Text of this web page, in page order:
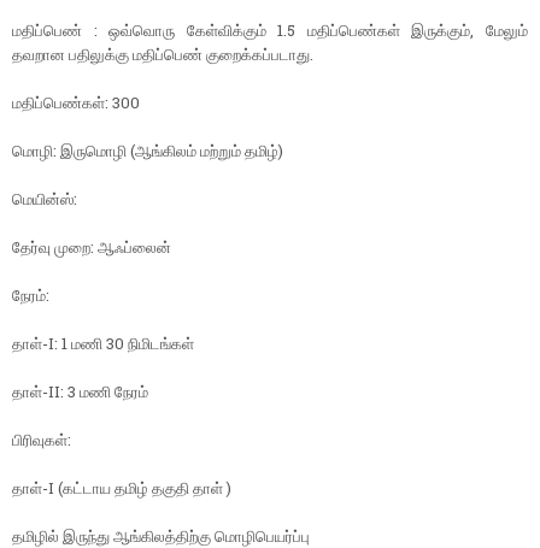
மதிப்பெண் : ஒவ்வொரு கேள்விக்கும் 1.5 மதிப்பெண்கள் இருக்கும், மேலும்
தவறான பதிலுக்கு மதிப்பெண் குறைக்கப்படாது.
மதிப்பெண்கள்: 300
மொழி: இருமொழி (ஆங்கிலம் மற்றும் தமிழ்)
மெயின்ஸ்:
தேர்வு முறை: ஆஃப்லைன்
நேரம்:
தாள்-I: 1 மணி 30 நிமிடங்கள்
தாள்-II: 3 மணி நேரம்
பிரிவுகள்:
தாள்-I (கட்டாய தமிழ் தகுதி தாள் )
தமிழில் இருந்து ஆங்கிலத்திற்கு மொழிபெயர்ப்பு